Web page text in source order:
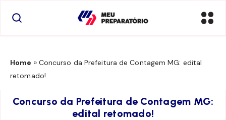
Home » Concurso da Prefeitura de Contagem MG: edital
retomado!
Concurso da Prefeitura de Contagem MG:
edital retomado!